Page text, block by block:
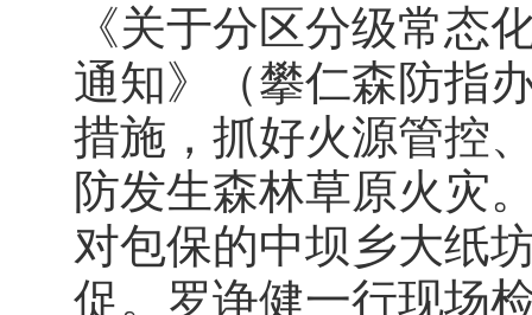
《关于分区分级常态
通知》（攀仁森防指
措施，抓好火源管控
防发生森林草原火灾
对包保的中坝乡大纸
促。罗诤健一行现场